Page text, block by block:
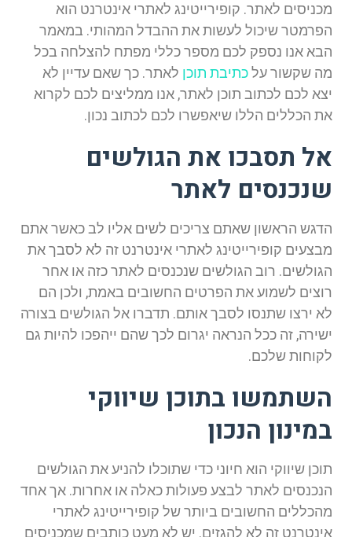
מכניסים לאתר. קופירייטינג לאתרי אינטרנט הוא
הפרמטר שיכול לעשות את ההבדל המהותי. במאמר
הבא אנו נספק לכם מספר כללי מפתח להצלחה בכל
מה שקשור עלכתיבת תוכן לאתר. כך שאם עדיין לא
יצא לכם לכתוב תוכן לאתר, אנו ממליצים לכם לקרוא
את הכללים הללו שיאפשרו לכם לכתוב נכון.
אל תסבכו את הגולשים
שנכנסים לאתר
הדגש הראשון שאתם צריכים לשים אליו לב כאשר אתם
מבצעים קופירייטינג לאתרי אינטרנט זה לא לסבך את
הגולשים. רוב הגולשים שנכנסים לאתר כזה או אחר
רוצים לשמוע את הפרטים החשובים באמת, ולכן הם
לא ירצו שתנסו לסבך אותם. תדברו אל הגולשים בצורה
ישירה, זה ככל הנראה יגרום לכך שהם ייהפכו להיות גם
לקוחות שלכם.
השתמשו בתוכן שיווקי
במינון הנכון
תוכן שיווקי הוא חיוני כדי שתוכלו להניע את הגולשים
הנכנסים לאתר לבצע פעולות כאלה או אחרות. אך אחד
מהכללים החשובים ביותר של קופירייטינג לאתרי
אינטרנט זה לא להגזים. יש לא מעט כותבים שמכניסים